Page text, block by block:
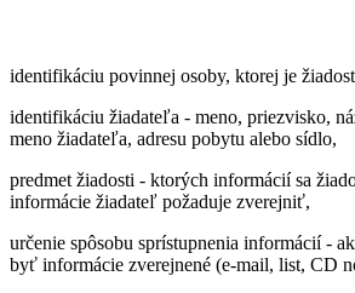
identifikáciu povinnej osoby, ktorej je
identifikáciu žiadateľa - meno, priezvisko,
meno žiadateľa, adresu pobytu alebo sídlo,
predmet žiadosti - ktorých informácií sa
informácie žiadateľ požaduje zverejniť,
určenie spôsobu sprístupnenia informácií -
byť informácie zverejnené (e-mail, list, CD